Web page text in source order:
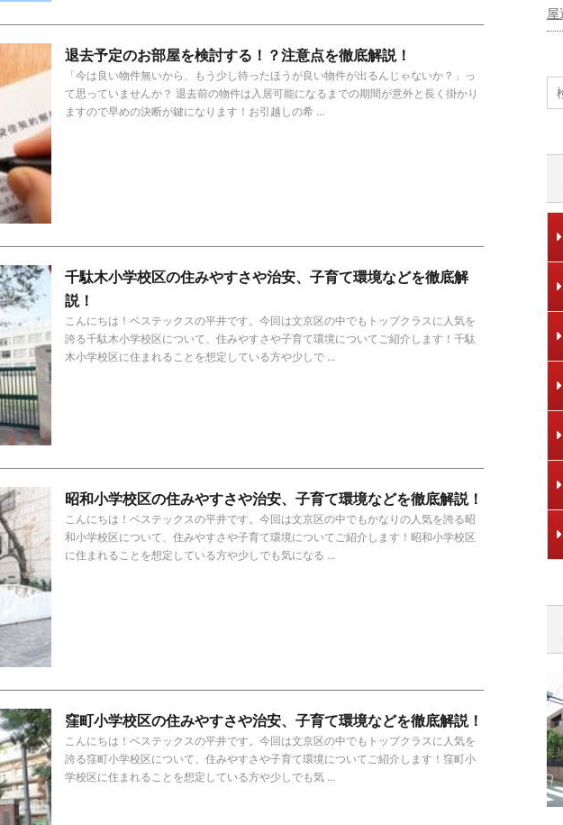
退去予定のお部屋を検討する！？注意点を徹底解説！
「今は良い物件無いから、もう少し待ったほうが良い物件が出るんじゃないか？」っ
て思っていませんか？ 退去前の物件は入居可能になるまでの期間が意外と長く掛かり
ますので早めの決断が鍵になります！お引越しの希 ...
千駄木小学校区の住みやすさや治安、子育て環境などを徹底解
説！
こんにちは！ベステックスの平井です。今回は文京区の中でもトップクラスに人気を
誇る千駄木小学校区について、住みやすさや子育て環境についてご紹介します！千駄
木小学校区に住まれることを想定している方や少しで ...
昭和小学校区の住みやすさや治安、子育て環境などを徹底解説！
こんにちは！ベステックスの平井です。今回は文京区の中でもかなりの人気を誇る昭
和小学校区について、住みやすさや子育て環境についてご紹介します！昭和小学校区
に住まれることを想定している方や少しでも気になる ...
窪町小学校区の住みやすさや治安、子育て環境などを徹底解説！
こんにちは！ベステックスの平井です。今回は文京区の中でもトップクラスに人気を
誇る窪町小学校区について、住みやすさや子育て環境についてご紹介します！窪町小
学校区に住まれることを想定している方や少しでも気 ...